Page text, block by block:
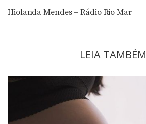
Hiolanda Mendes – Rádio Rio Mar
LEIA TAMBÉM